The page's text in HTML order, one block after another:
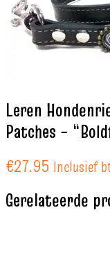
Leren
Patches –
€27.95 Inclusief
Gerelateerde